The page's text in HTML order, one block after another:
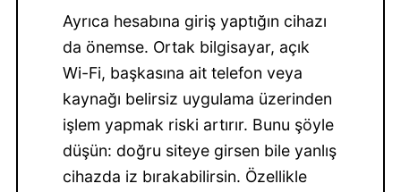
Ayrıca hesabına giriş yaptığın cihazı
da önemse. Ortak bilgisayar, açık
Wi-Fi, başkasına ait telefon veya
kaynağı belirsiz uygulama üzerinden
işlem yapmak riski artırır. Bunu şöyle
düşün: doğru siteye girsen bile yanlış
cihazda iz bırakabilirsin. Özellikle